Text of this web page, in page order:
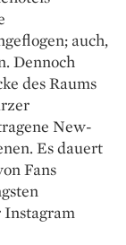
auch,
Dennoch
des Raums
New-
Es dauert
Fans
Instagram